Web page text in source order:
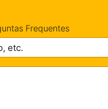
Frequentes